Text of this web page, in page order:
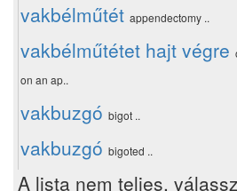
vakbélműtét appendectomy ..
vakbélműtétet hajt végre
on an ap..
vakbuzgó bigot ..
vakbuzgó bigoted ..
A lista nem teljes,